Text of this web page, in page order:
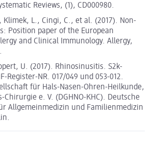
Reviews, (1), CD000980.
Klimek, L., Cingi, C., et al. (2017). Non-
Position paper of the European
and Clinical Immunology. Allergy,
U. (2017). Rhinosinusitis. S2k-
Register-NR. 017/049 und 053-012.
für Hals-Nasen-Ohren-Heilkunde,
Chirurgie e. V. (DGHNO-KHC). Deutsche
Allgemeinmedizin und Familienmedizin